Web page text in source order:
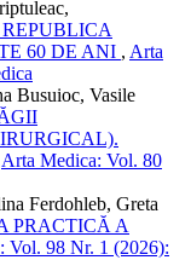
60 DE ANI , Arta
Busuioc, Vasile
Arta Medica: Vol. 80
Ferdohleb, Greta
PRACTICĂ A
Vol. 98 Nr. 1 (2026):